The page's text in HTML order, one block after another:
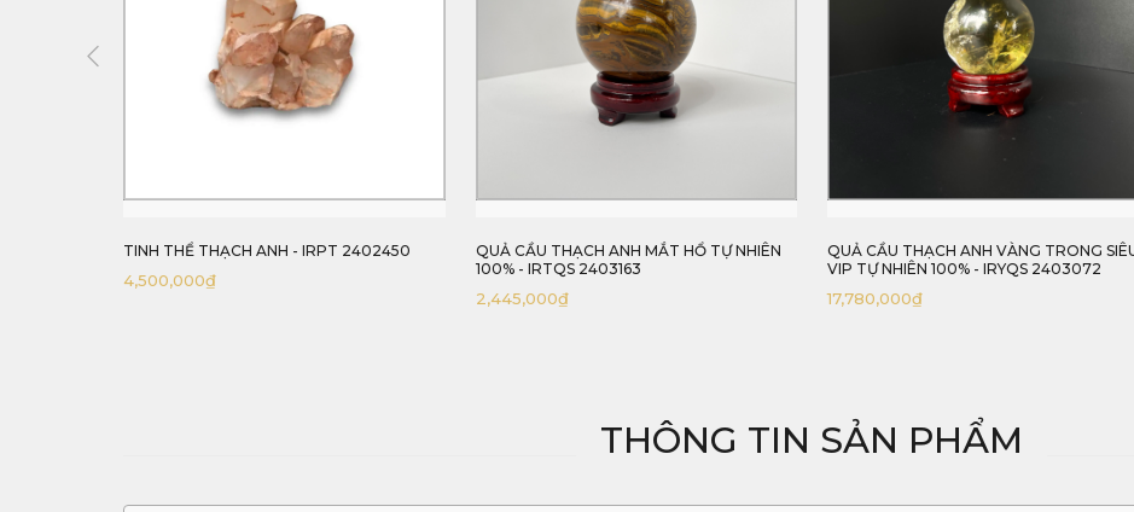
QUẢ CẦU THẠCH ANH MẮT HỔ TỰ NHIÊN
QUẢ CẦU THẠCH ANH VÀNG TRONG SIÊU
VIP TỰ NHIÊN 100% - IRYQS 2403072
17,780,000₫
QUẢ CẦU THẠCH ANH MẮT HỔ TỰ NHIÊN
100% - IRTQS 240312
1,800,000₫
THÔNG TIN SẢN PHẨM